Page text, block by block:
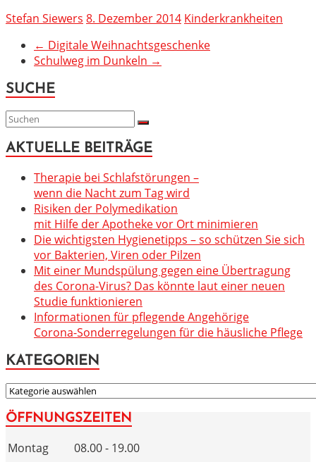
Stefan Siewers 8. Dezember 2014 Kinderkrankheiten
← Digitale Weihnachtsgeschenke
Schulweg im Dunkeln →
SUCHE
AKTUELLE BEITRÄGE
Therapie bei Schlafstörungen –
wenn die Nacht zum Tag wird
Risiken der Polymedikation
mit Hilfe der Apotheke vor Ort minimieren
Die wichtigsten Hygienetipps – so schützen Sie sich
vor Bakterien, Viren oder Pilzen
Mit einer Mundspülung gegen eine Übertragung
des Corona-Virus? Das könnte laut einer neuen
Studie funktionieren
Informationen für pflegende Angehörige
Corona-Sonderregelungen für die häusliche Pflege
KATEGORIEN
KATEGORIEN
ÖFFNUNGSZEITEN
Montag
08.00 - 19.00